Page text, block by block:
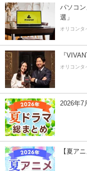
パソコ
選」
オリコンタ
『
オリコンタ
2026年7
【夏ア